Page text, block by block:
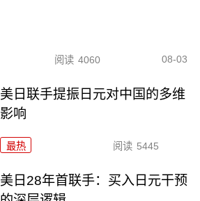
阅读 4060 08-03
美日联手提振日元对中国的多维
影响
最热 阅读 5445
美日28年首联手：买入日元干预